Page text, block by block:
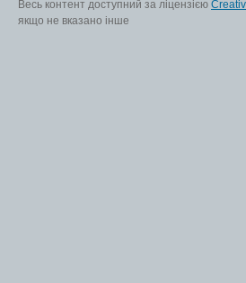
Весь контент доступний за ліцензією
якщо не вказано інше